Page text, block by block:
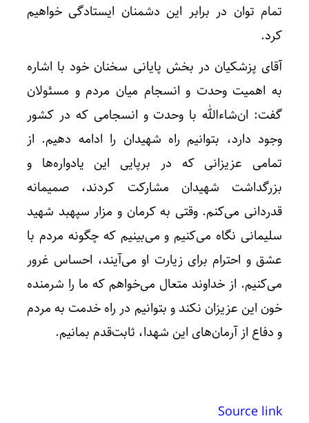
تمام توان در برابر این دشمنان ایستادگی خواهیم
کرد.
آقای پزشکیان در بخش پایانی سخنان خود با اشاره
به اهمیت وحدت و انسجام میان مردم و مسئولان
گفت: ان‌شاءالله با وحدت و انسجامی که در کشور
وجود دارد، بتوانیم راه شهیدان را ادامه دهیم. از
تمامی عزیزانی که در برپایی این یادواره‌ها و
بزرگداشت شهیدان مشارکت کردند، صمیمانه
قدردانی می‌کنم. وقتی به کرمان و مزار سپهبد شهید
سلیمانی نگاه می‌کنیم و می‌بینیم که چگونه مردم با
عشق و احترام برای زیارت او می‌آیند، احساس غرور
می‌کنیم. از خداوند متعال می‌خواهم که ما را شرمنده
خون این عزیزان نکند و بتوانیم در راه خدمت به مردم
و دفاع از آرمان‌های این شهدا، ثابت‌قدم بمانیم.
Source link